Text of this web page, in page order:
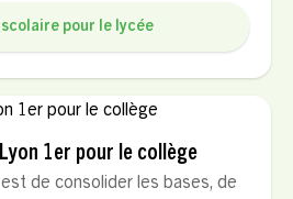
pour le lycée
1er pour le collège
de consolider les bases, de